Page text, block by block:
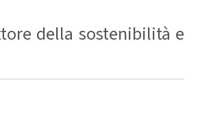
della sostenibilità e